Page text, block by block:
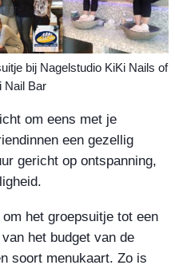
bij Nagelstudio KiKi Nails of
Nail Bar
om eens met je
een gezellig
gericht op ontspanning,
het groepsuitje tot een
het budget van de
soort menukaart. Zo is